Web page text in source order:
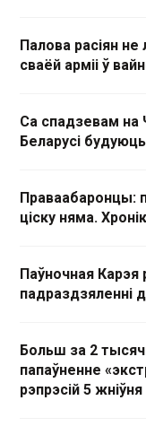
Палова расіян не
сваёй арміі ў
Са спадзевам на
Беларусі
Праваабаронцы:
ціску няма.
Паўночная
падраздзяленні
Больш за 2
папаўненне
рэпрэсій 5 жніўня